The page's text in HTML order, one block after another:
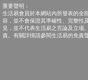
重要聲明：
生活易會員於本網站內所發表的全
容，並不會保證其準確性、完整性
見，並不代表生活易之言論及立場
責。有關詳情請參閱生活易的免責聲